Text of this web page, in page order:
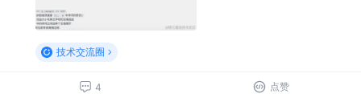
技术交流圈
4 点赞